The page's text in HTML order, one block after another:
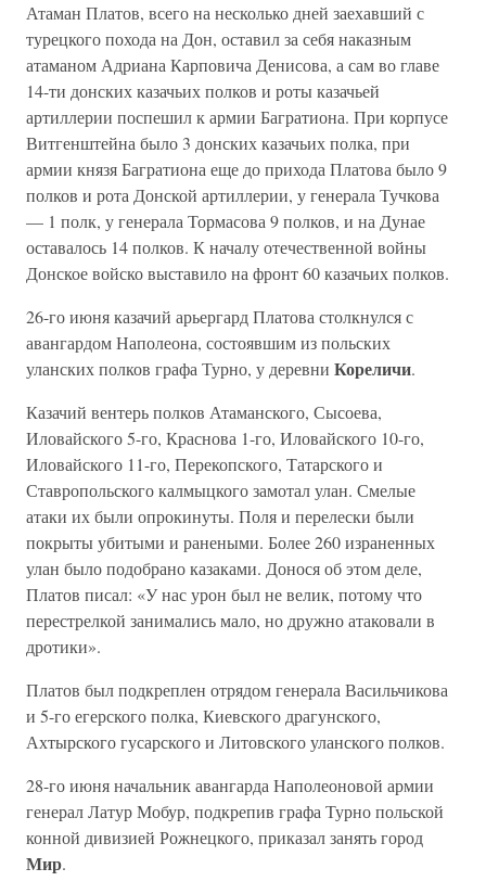
Атаман Платов, всего на несколько дней заехавший с
турецкого похода на Дон, оставил за себя наказным
атаманом Адриана Карповича Денисова, а сам во главе
14-ти донских казачьих полков и роты казачьей
артиллерии поспешил к армии Багратиона. При корпусе
Витгенштейна было 3 донских казачьих полка, при
армии князя Багратиона еще до прихода Платова было 9
полков и рота Донской артиллерии, у генерала Тучкова
— 1 полк, у генерала Тормасова 9 полков, и на Дунае
оставалось 14 полков. К началу отечественной войны
Донское войско выставило на фронт 60 казачьих полков.
26-го июня казачий арьергард Платова столкнулся с
авангардом Наполеона, состоявшим из польских
уланских полков графа Турно, у деревни Кореличи.
Казачий вентерь полков Атаманского, Сысоева,
Иловайского 5-го, Краснова 1-го, Иловайского 10-го,
Иловайского 11-го, Перекопского, Татарского и
Ставропольского калмыцкого замотал улан. Смелые
атаки их были опрокинуты. Поля и перелески были
покрыты убитыми и ранеными. Более 260 израненных
улан было подобрано казаками. Донося об этом деле,
Платов писал: «У нас урон был не велик, потому что
перестрелкой занимались мало, но дружно атаковали в
дротики».
Платов был подкреплен отрядом генерала Васильчикова
и 5-го егерского полка, Киевского драгунского,
Ахтырского гусарского и Литовского уланского полков.
28-го июня начальник авангарда Наполеоновой армии
генерал Латур Мобур, подкрепив графа Турно польской
конной дивизией Рожнецкого, приказал занять город
Мир.